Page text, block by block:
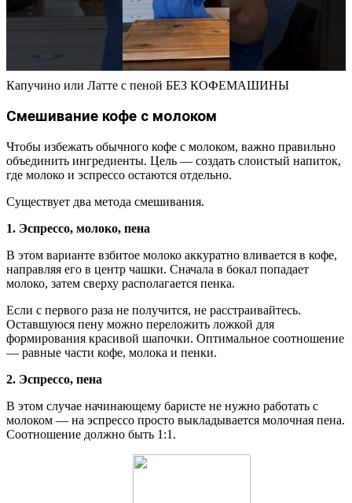
Капучино или Латте с пеной БЕЗ КОФЕМАШИНЫ
Смешивание кофе с молоком
Чтобы избежать обычного кофе с молоком, важно правильно
объединить ингредиенты. Цель — создать слоистый напиток,
где молоко и эспрессо остаются отдельно.
Существует два метода смешивания.
1. Эспрессо, молоко, пена
В этом варианте взбитое молоко аккуратно вливается в кофе,
направляя его в центр чашки. Сначала в бокал попадает
молоко, затем сверху располагается пенка.
Если с первого раза не получится, не расстраивайтесь.
Оставшуюся пену можно переложить ложкой для
формирования красивой шапочки. Оптимальное соотношение
— равные части кофе, молока и пенки.
2. Эспрессо, пена
В этом случае начинающему баристе не нужно работать с
молоком — на эспрессо просто выкладывается молочная пена.
Соотношение должно быть 1:1.